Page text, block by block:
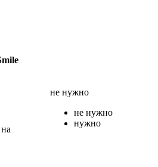
не нужно
не нужно
нужно